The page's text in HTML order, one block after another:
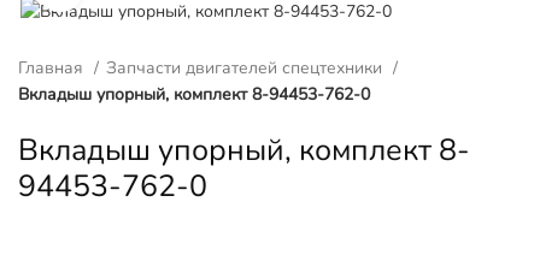
Главная
Запчасти двигателей спецтехники
Вкладыш упорный, комплект 8-94453-762-0
Вкладыш упорный, комплект 8-
94453-762-0